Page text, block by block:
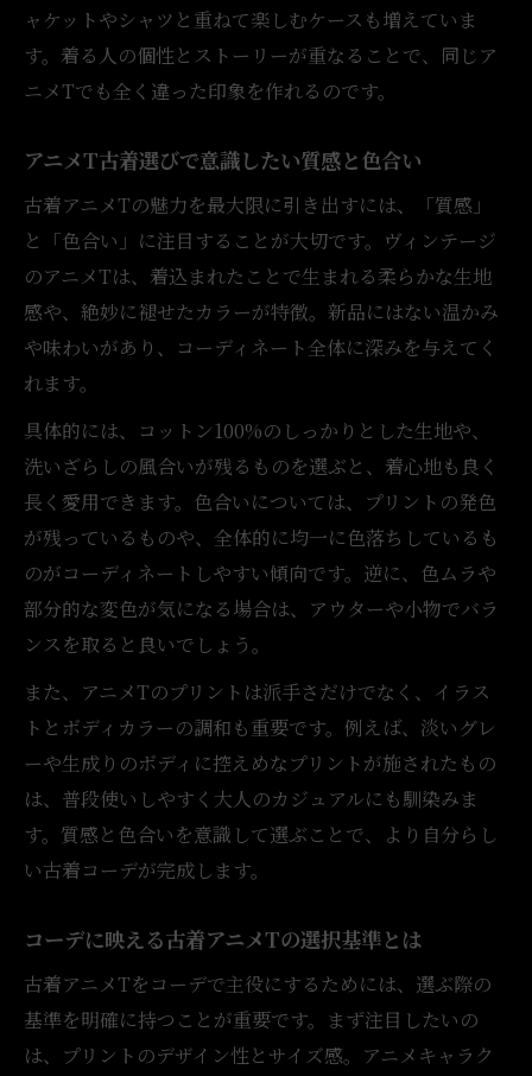
ャケットやシャツと重ねて楽しむケースも増えていま
す。着る人の個性とストーリーが重なることで、同じア
ニメTでも全く違った印象を作れるのです。
アニメT古着選びで意識したい質感と色合い
古着アニメTの魅力を最大限に引き出すには、「質感」
と「色合い」に注目することが大切です。ヴィンテージ
のアニメTは、着込まれたことで生まれる柔らかな生地
感や、絶妙に褪せたカラーが特徴。新品にはない温かみ
や味わいがあり、コーディネート全体に深みを与えてく
れます。
具体的には、コットン100%のしっかりとした生地や、
洗いざらしの風合いが残るものを選ぶと、着心地も良く
長く愛用できます。色合いについては、プリントの発色
が残っているものや、全体的に均一に色落ちしているも
のがコーディネートしやすい傾向です。逆に、色ムラや
部分的な変色が気になる場合は、アウターや小物でバラ
ンスを取ると良いでしょう。
また、アニメTのプリントは派手さだけでなく、イラス
トとボディカラーの調和も重要です。例えば、淡いグレ
ーや生成りのボディに控えめなプリントが施されたもの
は、普段使いしやすく大人のカジュアルにも馴染みま
す。質感と色合いを意識して選ぶことで、より自分らし
い古着コーデが完成します。
コーデに映える古着アニメTの選択基準とは
古着アニメTをコーデで主役にするためには、選ぶ際の
基準を明確に持つことが重要です。まず注目したいの
は、プリントのデザイン性とサイズ感。アニメキャラク